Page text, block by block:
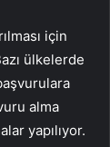
için
ülkelerde
alma
yapılıyor.